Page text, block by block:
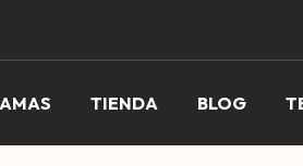
TIENDA BLOG